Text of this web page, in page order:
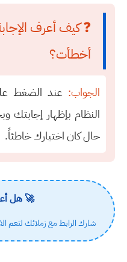
❓ كيف أعرف
أخطأت؟
الجواب: عند الضغط
النظام بإظهار إجابتك
حال كان اختيارك خاطئاً.
🚀 هل
شارك الرابط مع زملائك لتعم